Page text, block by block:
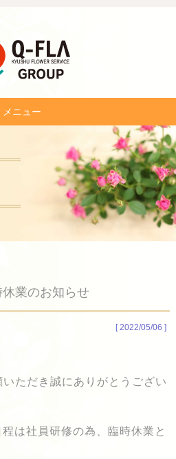
メニュー
休業のお知らせ
[ 2022/05/06 ]
ただき誠にありがとうござい
は社員研修の為、臨時休業と